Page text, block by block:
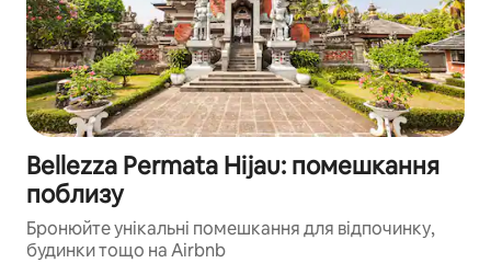
Bellezza Permata Hijau: помешкання
поблизу
Бронюйте унікальні помешкання для відпочинку,
будинки тощо на Airbnb